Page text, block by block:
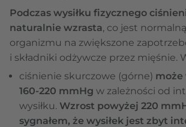
Podczas wysiłku fizycznego
naturalnie wzrasta, co jest
organizmu na zwiększone
i składniki odżywcze przez mięśnie.
ciśnienie skurczowe (górne) może
160-220 mmHg w zależności od
wysiłku. Wzrost powyżej 220
sygnałem, że wysiłek jest zbyt